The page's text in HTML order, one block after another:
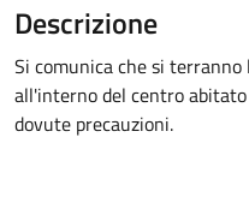
Descrizione
Si comunica che si
all'interno del centro
dovute precauzioni.